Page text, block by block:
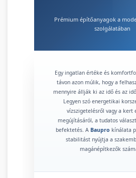
Prémium építőanyagok a
szolgálatában
Egy ingatlan értéke és
távon azon múlik, hogy a
mennyire állják ki az idő és az
Legyen szó energetikai
vízszigetelésről vagy a kert
megújításáról, a tudatos
befektetés. A Baupro kínálata
stabilitást nyújtja a
magánépítkezők